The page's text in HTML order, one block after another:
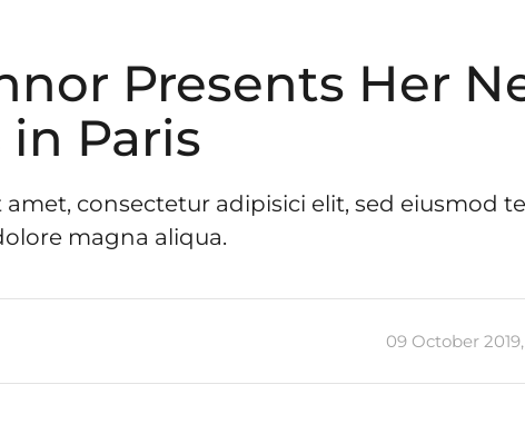
Presents Her
Paris
consectetur adipisici elit, sed eiusmod
magna aliqua.
09 October 2019,